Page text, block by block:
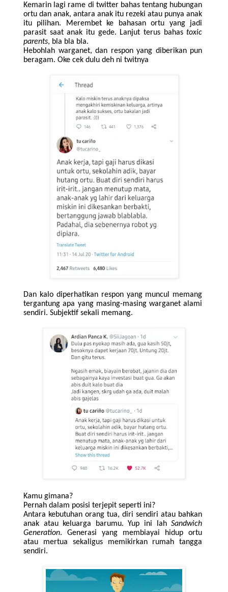
Kemarin lagi rame di twitter bahas tentang hubungan
ortu dan anak, antara anak itu rezeki atau punya anak
itu pilihan. Merembet ke bahasan ortu yang jadi
parasit saat anak itu gede. Lanjut terus bahastoxic
parents, bla bla bla.
Hebohlah warganet, dan respon yang diberikan pun
beragam. Oke cek dulu deh ni twitnya
Dan kalo diperhatikan respon yang muncul memang
tergantung apa yang masing-masing warganet alami
sendiri. Subjektif sekali memang.
Kamu gimana?
Pernah dalam posisi terjepit seperti ini?
Antara kebutuhan orang tua, diri sendiri atau bahkan
anak atau keluarga barumu. Yup ini lahSandwich
Generation. Generasi yang membiayai hidup ortu
atau mertua sekaligus memikirkan rumah tangga
sendiri.